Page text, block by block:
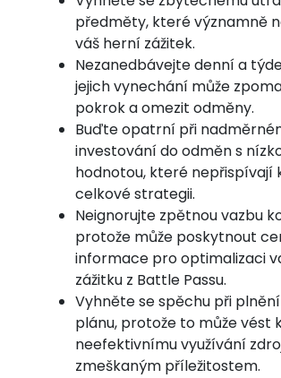
předměty, které významně
váš herní zážitek.
Nezanedbávejte denní a
jejich vynechání může
pokrok a omezit odměny.
Buďte opatrní při
investování do odměn s
hodnotou, které nepřispívají
celkové strategii.
Neignorujte zpětnou vazbu
protože může poskytnout
informace pro optimalizaci
zážitku z Battle Passu.
Vyhněte se spěchu při
plánu, protože to může vést
neefektivnímu využívání
zmeškaným příležitostem.